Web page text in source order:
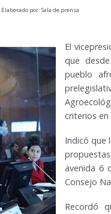
Elaborado por: Sala de prensa
El
que
pueblo
criterios
Indicó que
avenida 6
Consejo
Recordó